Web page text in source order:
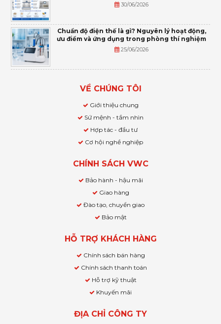
30/06/2026
Chuẩn độ điện thế là gì? Nguyên lý hoạt động,
ưu điểm và ứng dụng trong phòng thí nghiệm
25/06/2026
VỀ CHÚNG TÔI
Giới thiệu chung
Sứ mệnh - tầm nhìn
Hợp tác - đầu tư
Cơ hội nghề nghiệp
CHÍNH SÁCH VWC
Bảo hành - hậu mãi
Giao hàng
Đào tạo, chuyển giao
Bảo mật
HỖ TRỢ KHÁCH HÀNG
Chính sách bán hàng
Chính sách thanh toán
Hỗ trợ kỹ thuật
Khuyến mãi
ĐỊA CHỈ CÔNG TY